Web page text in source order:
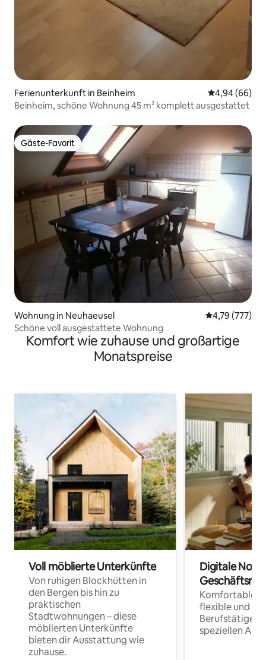
Ferienunterkunft in Beinheim
4,94 (66)
Beinheim, schöne Wohnung 45 m² komplett ausgestattet
Gäste-Favorit
Gäste-Favorit
Wohnung in Neuhaeusel
4,79 (777)
Schöne voll ausgestattete Wohnung
Komfort wie zuhause und großartige
Monatspreise
Voll möblierte Unterkünfte
Von ruhigen Blockhütten in
den Bergen bis hin zu
praktischen
Stadtwohnungen – diese
möblierten Unterkünfte
bieten dir Ausstattung wie
zuhause.
Digitale
Komfortable
flexible und
Berufstätige
speziellen